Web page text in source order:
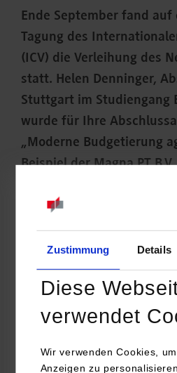
Zustimmung Details
Diese
verwendet
Wir verwenden Cookies,
Anzeigen zu
Ende September fand auf
Tagung des
(ICV) die Verleihung des
statt. Helen Denninger,
Stuttgart im Studiengang
wurde für Ihre
„Moderne Budgetierung
Beispiel der Magna PT